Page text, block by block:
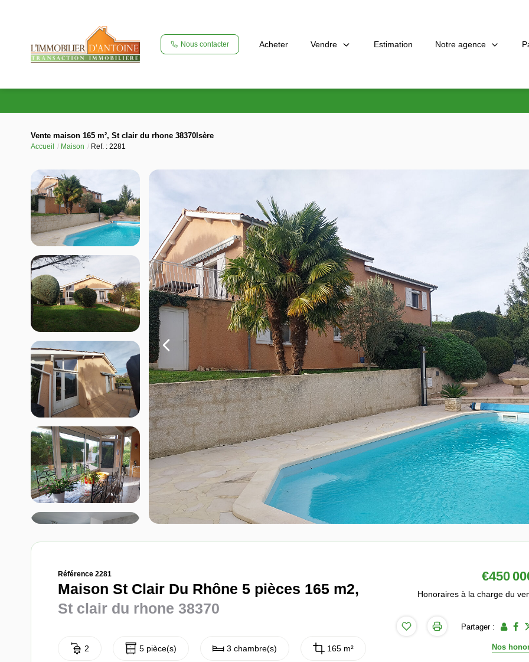
Nous contacter Acheter Vendre Estimation Notre agence
Vente maison 165 m², St clair du rhone 38370Isère
Accueil Maison Ref. : 2281
Référence 2281
Maison St Clair Du Rhône 5 pièces 165 m2,
St clair du rhone 38370
2 5 pièce(s) 3 chambre(s) 165 m²
€450
Honoraires à la charge du
Partager :
Nos